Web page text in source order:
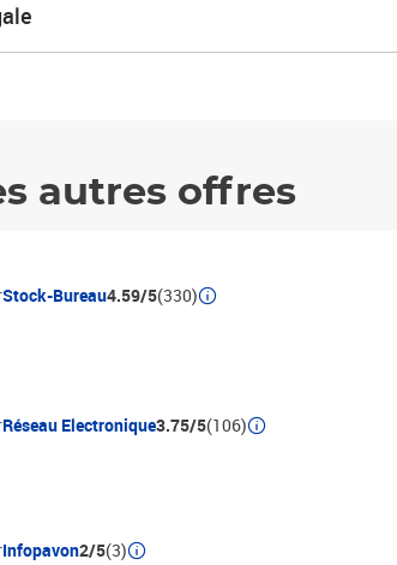
autres offres
Stock-Bureau4.59/5(330)
Réseau Electronique3.75/5(106)
Infopavon2/5(3)